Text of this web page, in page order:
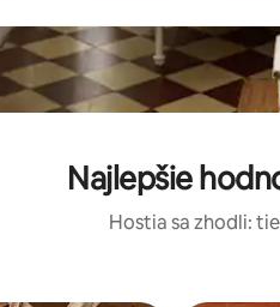
Najlepšie
Hostia sa zhodli: